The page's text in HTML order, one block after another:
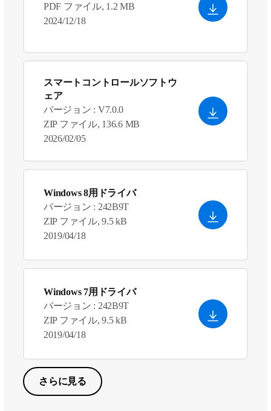
PDF ファイル, 1.2 MB
2024/12/18
スマートコントロールソフトウ
ェア
バージョン : V7.0.0
ZIP ファイル, 136.6 MB
2026/02/05
Windows 8用ドライバ
バージョン : 242B9T
ZIP ファイル, 9.5 kB
2019/04/18
Windows 7用ドライバ
バージョン : 242B9T
ZIP ファイル, 9.5 kB
2019/04/18
さらに見る